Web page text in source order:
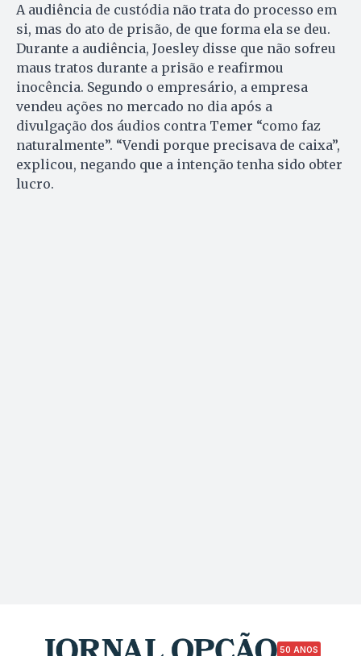
A audiência de custódia não trata do processo em
si, mas do ato de prisão, de que forma ela se deu.
Durante a audiência, Joesley disse que não sofreu
maus tratos durante a prisão e reafirmou
inocência. Segundo o empresário, a empresa
vendeu ações no mercado no dia após a
divulgação dos áudios contra Temer “como faz
naturalmente”. “Vendi porque precisava de caixa”,
explicou, negando que a intenção tenha sido obter
lucro.
50 ANOS